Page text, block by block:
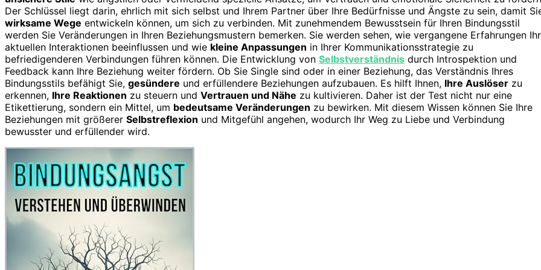
Der Schlüssel liegt darin, ehrlich mit sich selbst und Ihrem Partner über Ihre Bedürfnisse und Ängste zu sein, damit
wirksame Wege entwickeln können, um sich zu verbinden. Mit zunehmendem Bewusstsein für Ihren Bindungsstil
werden Sie Veränderungen in Ihren Beziehungsmustern bemerken. Sie werden sehen, wie vergangene Erfahrungen
aktuellen Interaktionen beeinflussen und wie kleine Anpassungen in Ihrer Kommunikationsstrategie zu
befriedigenderen Verbindungen führen können. Die Entwicklung von Selbstverständnis durch Introspektion und
Feedback kann Ihre Beziehung weiter fördern. Ob Sie Single sind oder in einer Beziehung, das Verständnis Ihres
Bindungsstils befähigt Sie, gesündere und erfüllendere Beziehungen aufzubauen. Es hilft Ihnen, Ihre Auslöser zu
erkennen, Ihre Reaktionen zu steuern und Vertrauen und Nähe zu kultivieren. Daher ist der Test nicht nur eine
Etikettierung, sondern ein Mittel, um bedeutsame Veränderungen zu bewirken. Mit diesem Wissen können Sie Ihre
Beziehungen mit größerer Selbstreflexion und Mitgefühl angehen, wodurch Ihr Weg zu Liebe und Verbindung
bewusster und erfüllender wird.